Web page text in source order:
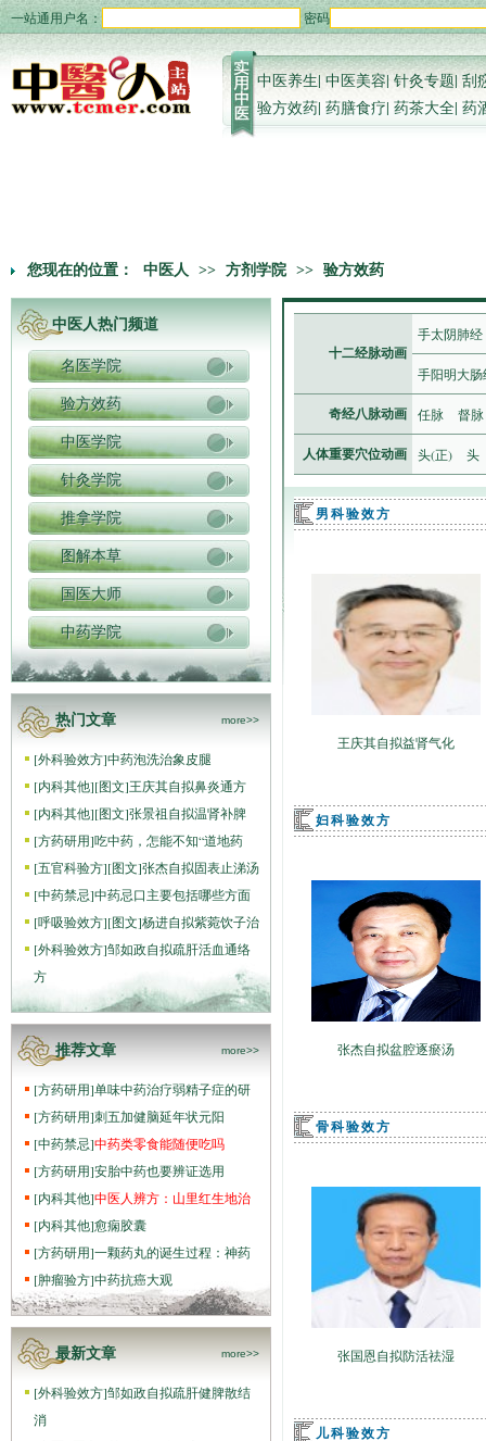
一站通用户名： 密码
中医养生|中医美容|针灸专题|刮
验方效药| 药膳食疗| 药茶大全| 药
您现在的位置： 中医人 >> 方剂学院 >> 验方效药
中医人热门频道
名医学院
验方效药
中医学院
针灸学院
推拿学院
图解本草
国医大师
中药学院
热门文章 more>>
[外科验效方]中药泡洗治象皮腿
[内科其他][图文]王庆其自拟鼻炎通方
[内科其他][图文]张景祖自拟温肾补脾
[方药研用]吃中药，怎能不知“道地药
[五官科验方][图文]张杰自拟固表止涕汤
[中药禁忌]中药忌口主要包括哪些方面
[呼吸验效方][图文]杨进自拟紫菀饮子治
[外科验效方]邹如政自拟疏肝活血通络
方
推荐文章 more>>
[方药研用]单味中药治疗弱精子症的研
[方药研用]刺五加健脑延年状元阳
[中药禁忌]中药类零食能随便吃吗
[方药研用]安胎中药也要辨证选用
[内科其他]中医人辨方：山里红生地治
[内科其他]愈痫胶囊
[方药研用]一颗药丸的诞生过程：神药
[肿瘤验方]中药抗癌大观
最新文章 more>>
[外科验效方]邹如政自拟疏肝健脾散结
消
十二经脉动画
手太阴肺经
手阳明大肠
奇经八脉动画 任脉 督脉
人体重要穴位动画 头(正) 头
男科验效方
王庆其自拟益肾气化
妇科验效方
张杰自拟盆腔逐瘀汤
骨科验效方
张国恩自拟防活祛湿
儿科验效方